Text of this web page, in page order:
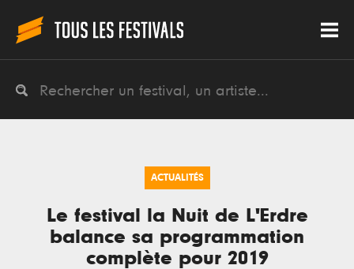
ACTUALITÉS
Le festival la Nuit de L'Erdre
balance sa programmation
complète pour 2019